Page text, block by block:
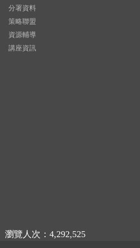
分署資料
策略聯盟
資源輔導
講座資訊
瀏覽人次：4,292,525